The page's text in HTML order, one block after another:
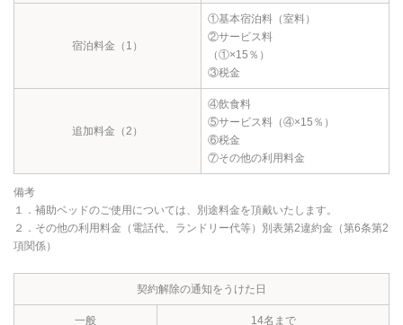
宿泊料金（1）
①基本宿泊料（室料）
②サービス料
（①×15％）
③税金
追加料金（2）
④飲食料
⑤サービス料（④×15％）
⑥税金
⑦その他の利用料金
備考
１．補助ベッドのご使用については、別途料金を頂戴いたします。
２．その他の利用料金（電話代、ランドリー代等）別表第2違約金（第6条第2
項関係）
契約解除の通知をうけた日
一般 14名まで